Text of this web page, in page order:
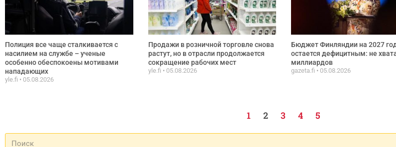
Полиция все чаще сталкивается с
насилием на службе – ученые
особенно обеспокоены мотивами
нападающих
yle.fi 05.08.2026
Продажи в розничной торговле снова
растут, но в отрасли продолжается
сокращение рабочих мест
yle.fi 05.08.2026
Бюджет Финляндии на 2027
остается дефицитным: не
миллиардов
gazeta.fi 05.08.2026
1 2 3 4 5